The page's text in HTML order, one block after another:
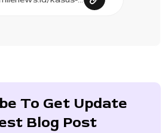
To Get Update
Blog Post